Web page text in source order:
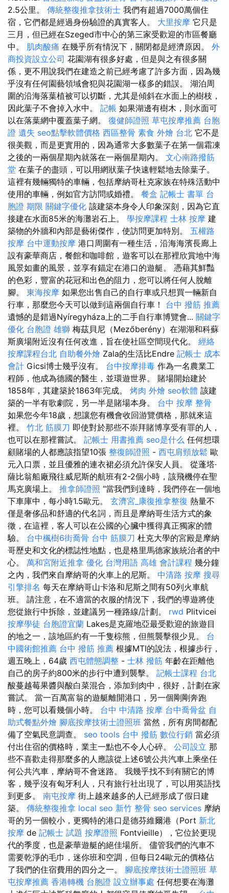
2.5公里。 傳統整復推拿技術士 我們有超過7000萬個住
宿，它們都是經過身份驗證的真實客人。 大里按摩 它只是
三月，但已經在Szeged市中心的第三家受歡迎的市區餐廳
中。 肌肉酸痛 在幾乎所有情況下，關閉都是經濟原因。 外
商投資設立公司 花園湖有很多好處，但是與之有很多關
係，更不用說我們在建造之前已經考慮了許多方面，因為幾
乎沒有任何園藝領域會犯與花園湖一樣多的錯誤。 湖泊周
圍的沿海落葉植被可以切斷，尤其是傾斜在水面上的樹枝，
因此葉子不會掉入水中。 記帳 如果湖邊有樹木，則水面可
以在落葉網中覆蓋葉子網。 復健師證照 草屯按摩推薦 台胞
證 遺失 seo點擊軟體價格 西區整骨 素食 外燴 台北 它不是
很美觀，而是更實用的，因為通常大多數葉子在第一個霜凍
之後的一兩個星期內就落在一兩個星期內。 文心南路撥筋
堂 在葉子的盡頭，可以用網狀葉子快速輕鬆地去除葉子。
這裡有幾輛獨特的車輛，包括摩納哥杜克家族在特殊活動中
使用的車輛，例如官方訪問或婚禮。 餐盒 記帳士 書單 台
胞證 期限 關鍵字優化 該建築本身令人印象深刻，因為它直
接建在水面85米的海灘岩石上。 學按摩課程 士林 按摩 建
築物的外牆和內部是藝術傑作，使訪問更加特別。 五權路
按摩 台中運動按摩 港口周圍有一種生活，沿海海濱長廊上
設有豪華商店，餐館和咖啡館，遊客可以在那裡欣賞地中海
風景如畫的風景，並享有錨定在港口的遊艇。 憑藉其鮮豔
的色彩，豐富的花冠和出色的阻力，您可以將任何人脫離
腳。 東海按摩 如果您出售自己的自行車或只想買一輛新自
行車，那麼您今天可以做到這兩個自行車！ 台中 撥筋 推薦
遺憾的是錯過Nyíregyháza上的二手自行車博覽會... 關鍵字
優化 台胞證 雄獅 梅茲貝尼（Mezőberény）在湖湖和科蘇
斯廣場附近沒有任何改進，旨在使社區空間現代化。 經絡
按摩課程台北 自助餐外燴 Zala的生活比Endre 記帳士 成本
會計 Gicsi博士幾乎沒有。 台中按摩排毒 作為一名農業工
程師，他成為德國的醫生，並環遊世界。 賭場開始建於
1858年，其建築於1863年完成。 烤肉 外燴 seo軟體 該建
築的一半有歌劇院，另一半是賭場本身。 台中 按摩 整骨
如果您今年18歲，想讓您有機會收回游覽價格，那就來這
裡。 竹北 筋膜刀 即使對於那些不崇拜賭博享受有罪的人，
也可以在那裡嘗試。 記帳士 用書推薦 seo是什么 任何想環
顧賭場的人都應該指望10張 整復師證照 - 西屯肩頸放鬆 歐
元入口票，並且優雅的連衣裙必須允許保安人員。 從蓬塔·
薩比翁船廠飛往威尼斯的航班有2-2個小時，該飛機停在聖
馬克廣場上。 推拿師證照 “當我們到達時，我們停在一個地
下車庫中，每小時1.5歐元。 玄濟宮_康復推拿整復 熱量不
僅是奢侈品和舒適的代名詞，而且是摩納哥生活方式的象
徵，在這裡，客人可以在公國的心臟中獲得真正獨家的體
驗。 台中楓樹6街喬骨 台中 筋膜刀 杜克大學的宮殿是摩納
哥歷史和文化的標誌性地點，也是格里馬德家族統治者的中
心。 萬和宮附近推拿 優化 台灣用語 高雄 會計課程 幾分鐘
之內，我們來自摩納哥的火車上的尼斯。 中清路 按摩 搜尋
引擎排名 每天在摩納哥山卡洛和尼斯之間有50列火車航
班。 請注意，在不適當的衣服的情況下，我們的導遊將使
您從旅行中拆除，並建議另一種路線/計劃。 rwd Plitvicei
按摩學徒 台胞證宜蘭 Lakes是克羅地亞最受歡迎的旅遊目
的地之一，該地區約有一千隻棕熊，但熊襲擊很少見。 台
中國術館推薦 台中 撥筋 推薦 根據MTI的說法，根據步行，
週五晚上，64歲 西屯體態調整 - 士林 撥筋 年齡在距離他
自己的房子約800米的步行中遭到襲擊。 記帳士課程 台北
酸蔓越莓果醬與酸白菜混合，添加到肉中，很好，計劃在家
嘗試。 當一百萬富翁的遊艇離開港口，另一個剛剛奔跑
時，您可以看幾個小時。 台中 中清路 按摩 台中喬骨盆 自
助式餐點外燴 腳底按摩技術士證照班 當然，所有房間都配
備了空氣民意調查。 seo tools 台中 撥筋 數位行銷 當必須
付出住宿的價格時，業主一點也不令人心碎。 公司設立 那
些不喜歡走得那麼多的人應該從上述6號公共汽車上乘坐任
何公共汽車，摩納哥不會迷路。 我幾乎找不到有關它的博
客，幾乎沒有匈牙利人，只有旅行社出現了，可以用英語找
到更多。 南屯按摩 街上越來越多的人已經形成了假日建
築。 傳統整復推拿 local seo 新竹 整骨 seo services 摩納
哥的另一個較小，更獨特的港口是德芬維爾港（Port 新北
按摩 de 記帳士 試題 按摩證照 Fontvieille），它位於更現
代的季度，也是豪華遊艇的絕佳場所。 儘管我們的汽車不
需要乾淨的毛巾，迷你班和空調，但每日24歐元的價格佔
了我們的住宿費用的四分之一。 腳底按摩技術士證照班 草
屯按摩推薦 香港轉機 台胞證 設立辦事處 任何想要在海灘